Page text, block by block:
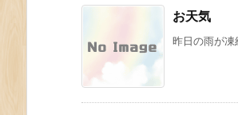
お天気
昨日の雨が